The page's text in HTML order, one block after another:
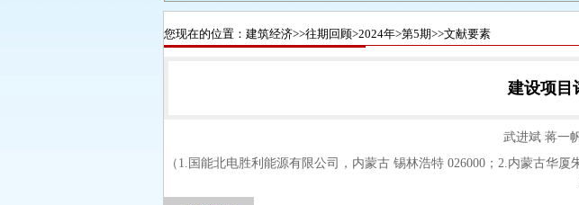
您现在的位置： 建筑经济>>往期回顾>2024年>第5期>>文献要素
建设项目
武进斌 蒋一
（1.国能北电胜利能源有限公司，内蒙古 锡林浩特 026000；2.内蒙古华